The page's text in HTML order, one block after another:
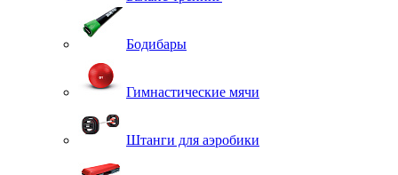
Бодибары
Гимнастические мячи
Штанги для аэробики